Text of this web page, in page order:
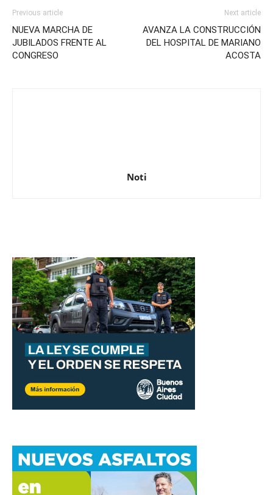
Previous article
NUEVA MARCHA DE
JUBILADOS FRENTE AL
CONGRESO
Next article
AVANZA LA CONSTRUCCIÓN
DEL HOSPITAL DE MARIANO
ACOSTA
Noti